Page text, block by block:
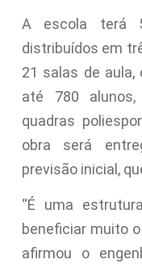
A escola terá
distribuídos em
21 salas de aula,
até 780
quadras
obra será
previsão inicial,
“É uma
beneficiar muito
afirmou o